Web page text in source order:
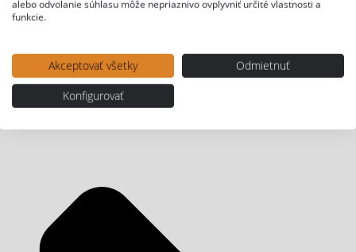
alebo odvolanie súhlasu môže nepriaznivo ovplyvniť určité vlastnosti a
funkcie.
Akceptovať všetky
Odmietnuť
Konfigurovať